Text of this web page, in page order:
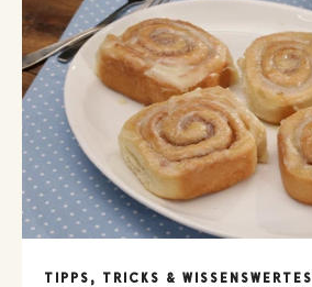
TIPPS, TRICKS & WISSENSWERTES